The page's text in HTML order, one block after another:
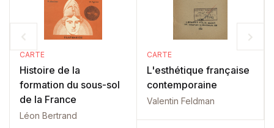
CARTE
Histoire de la
formation du sous-sol
de la France
Léon Bertrand
CARTE
L'esthétique française
contemporaine
Valentin Feldman